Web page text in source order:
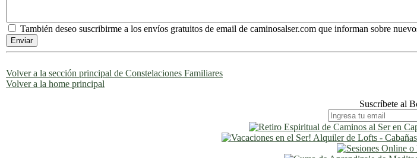
También deseo suscribirme a los envíos gratuitos de email de caminosalser.com que informan sobre
Volver a la sección principal de Constelaciones Familiares
Volver a la home principal
Suscríbete al